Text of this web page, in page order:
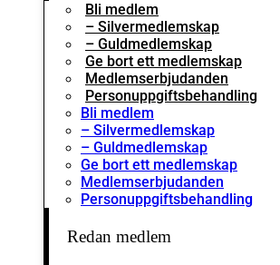
Bli medlem
– Silvermedlemskap
– Guldmedlemskap
Ge bort ett medlemskap
Medlemserbjudanden
Personuppgiftsbehandling
Bli medlem
– Silvermedlemskap
– Guldmedlemskap
Ge bort ett medlemskap
Medlemserbjudanden
Personuppgiftsbehandling
Redan medlem